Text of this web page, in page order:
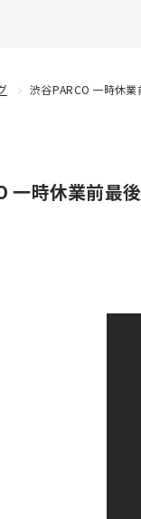
一時休業前最
渋谷PARCO 一時休